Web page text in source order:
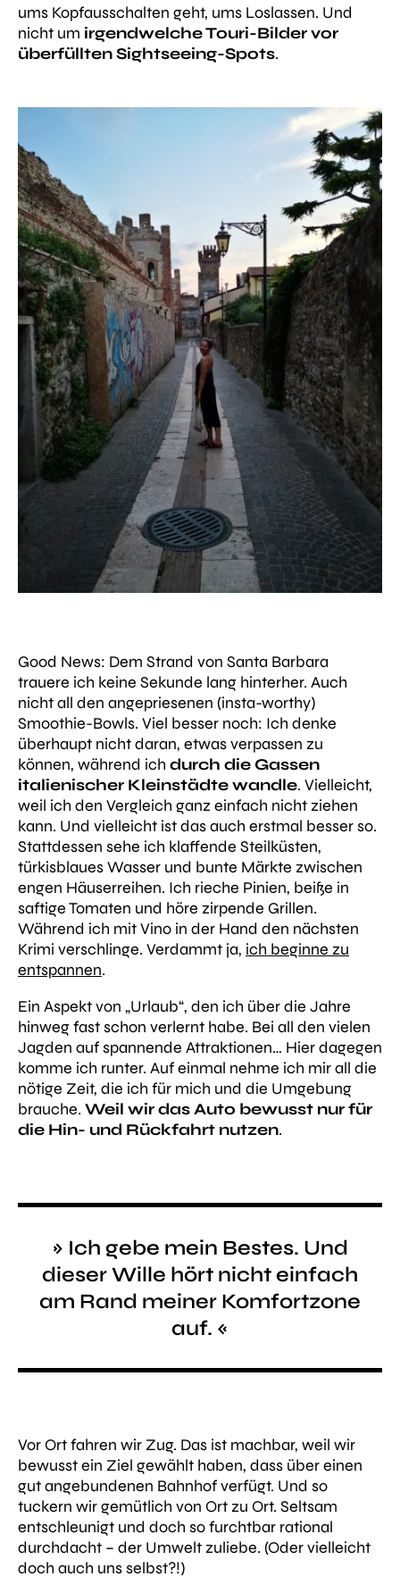
ums Kopfausschalten geht, ums Loslassen. Und
nicht um irgendwelche Touri-Bilder vor
überfüllten Sightseeing-Spots.
Good News: Dem Strand von Santa Barbara
trauere ich keine Sekunde lang hinterher. Auch
nicht all den angepriesenen (insta-worthy)
Smoothie-Bowls. Viel besser noch: Ich denke
überhaupt nicht daran, etwas verpassen zu
können, während ich durch die Gassen
italienischer Kleinstädte wandle. Vielleicht,
weil ich den Vergleich ganz einfach nicht ziehen
kann. Und vielleicht ist das auch erstmal besser so.
Stattdessen sehe ich klaffende Steilküsten,
türkisblaues Wasser und bunte Märkte zwischen
engen Häuserreihen. Ich rieche Pinien, beiße in
saftige Tomaten und höre zirpende Grillen.
Während ich mit Vino in der Hand den nächsten
Krimi verschlinge. Verdammt ja, ich beginne zu
entspannen.
Ein Aspekt von „Urlaub“, den ich über die Jahre
hinweg fast schon verlernt habe. Bei all den vielen
Jagden auf spannende Attraktionen… Hier dagegen
komme ich runter. Auf einmal nehme ich mir all die
nötige Zeit, die ich für mich und die Umgebung
brauche. Weil wir das Auto bewusst nur für
die Hin- und Rückfahrt nutzen.
» Ich gebe mein Bestes. Und
dieser Wille hört nicht einfach
am Rand meiner Komfortzone
auf. «
Vor Ort fahren wir Zug. Das ist machbar, weil wir
bewusst ein Ziel gewählt haben, dass über einen
gut angebundenen Bahnhof verfügt. Und so
tuckern wir gemütlich von Ort zu Ort. Seltsam
entschleunigt und doch so furchtbar rational
durchdacht – der Umwelt zuliebe. (Oder vielleicht
doch auch uns selbst?!)